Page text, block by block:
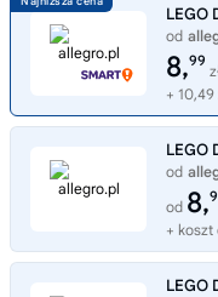
od
8,99
+
od
od 8,
+ koszt